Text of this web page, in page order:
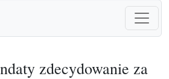
zdecydowanie za